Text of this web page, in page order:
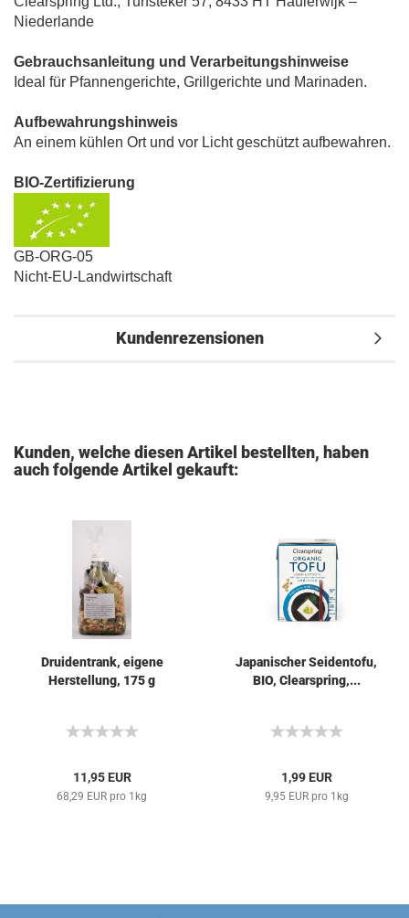
Niederlande
Gebrauchsanleitung und Verarbeitungshinweise
Ideal für Pfannengerichte, Grillgerichte und Marinaden.
Aufbewahrungshinweis
An einem kühlen Ort und vor Licht geschützt aufbewahren.
BIO-Zertifizierung
GB-ORG-05
Nicht-EU-Landwirtschaft
Kundenrezensionen
Kunden, welche diesen Artikel bestellten, haben
auch folgende Artikel gekauft:
Druidentrank, eigene
Herstellung, 175 g
11,95 EUR
68,29 EUR pro 1kg
Japanischer Seidentofu,
BIO, Clearspring,...
1,99 EUR
9,95 EUR pro 1kg